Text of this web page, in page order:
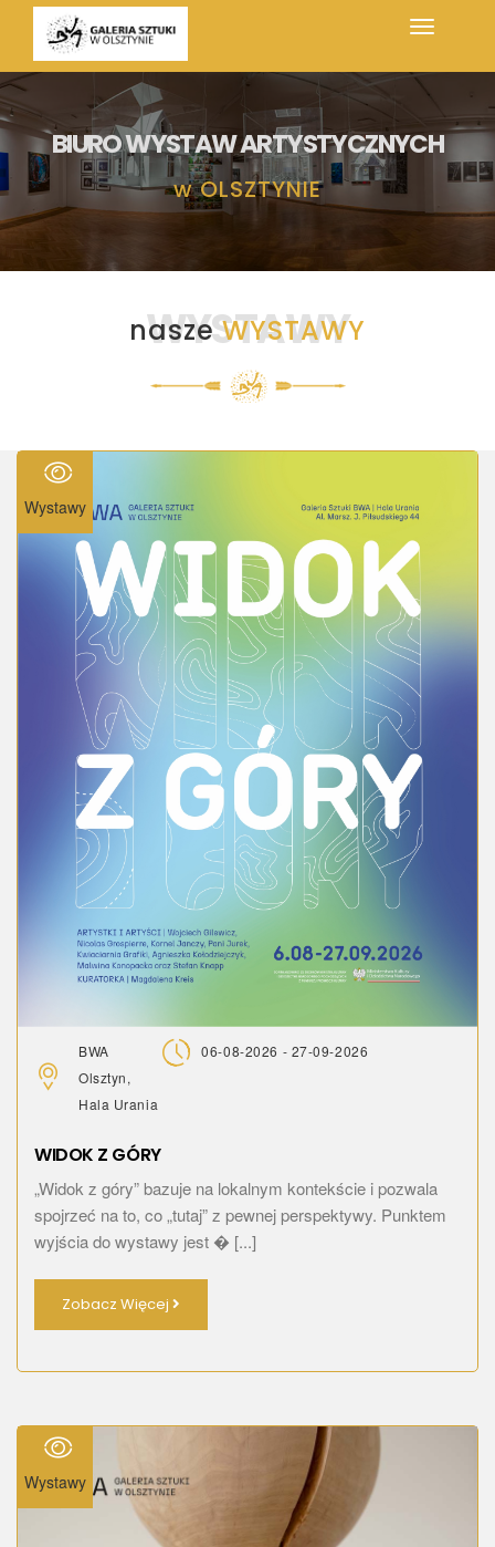
BIURO WYSTAW ARTYSTYCZNYCH
w OLSZTYNIE
WYSTAWY
naszeWYSTAWY
Wystawy
BWA
Olsztyn,
Hala Urania
06-08-2026 - 27-09-2026
WIDOK Z GÓRY
„Widok z góry” bazuje na lokalnym kontekście i pozwala
spojrzeć na to, co „tutaj” z pewnej perspektywy. Punktem
wyjścia do wystawy jest � [...]
Zobacz Więcej
Wystawy